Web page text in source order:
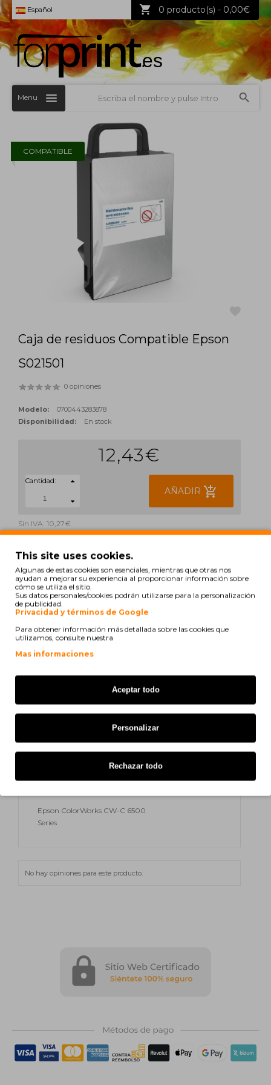
Español 0 producto(s) - 0,00€
Menu
COMPATIBLE
Caja de residuos Compatible Epson
S021501
0 opiniones
Modelo:
0700443283878
Disponibilidad:
En stock
12,43€
Cantidad:
AÑADIR add_shopping_cart
Sin IVA: 10,27€
ETIQUETAS:
C33S021501 SJMB6000 SJMB6065
printVer compatibilidad
Epson ColorWorks C 6000
Epson ColorWorks C 6500
Epson ColorWorks CW-C 6000 Ae
Epson ColorWorks CW-C 6000
Epson ColorWorks CW-C 6500 Ae
Epson ColorWorks CW-C 6500
Series
No hay opiniones para este producto.
This site uses cookies.
Algunas de estas cookies son esenciales, mientras que otras nos
ayudan a mejorar su experiencia al proporcionar información sobre
cómo se utiliza el sitio.
Sus datos personales/cookies podrán utilizarse para la personalización
de publicidad.
Privacidad y términos de Google
Para obtener información más detallada sobre las cookies que
utilizamos, consulte nuestra
Mas informaciones
Aceptar todo
Personalizar
Rechazar todo